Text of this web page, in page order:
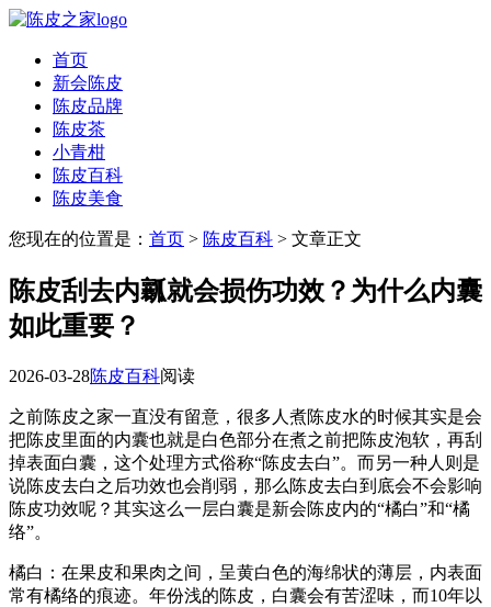
首页
新会陈皮
陈皮品牌
陈皮茶
小青柑
陈皮百科
陈皮美食
您现在的位置是： 首页 > 陈皮百科 > 文章正文
陈皮刮去内瓤就会损伤功效？为什么内囊
如此重要？
2026-03-28陈皮百科阅读
之前陈皮之家一直没有留意，很多人煮陈皮水的时候其实是会
把陈皮里面的内囊也就是白色部分在煮之前把陈皮泡软，再刮
掉表面白囊，这个处理方式俗称“陈皮去白”。而另一种人则是
说陈皮去白之后功效也会削弱，那么陈皮去白到底会不会影响
陈皮功效呢？其实这么一层白囊是新会陈皮内的“橘白”和“橘
络”。
橘白：在果皮和果肉之间，呈黄白色的海绵状的薄层，内表面
常有橘络的痕迹。年份浅的陈皮，白囊会有苦涩味，而10年以